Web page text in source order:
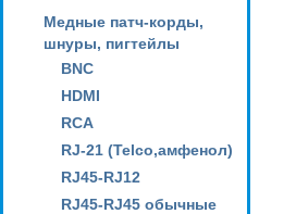
Медные патч-корды,
шнуры, пигтейлы
BNC
HDMI
RCA
RJ-21 (Telco,амфенол)
RJ45-RJ12
RJ45-RJ45 обычные